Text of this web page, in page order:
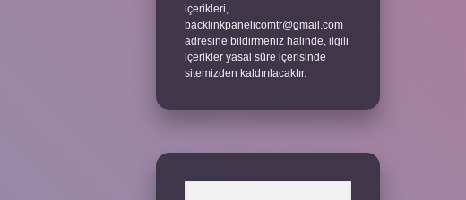
içerikleri,
backlinkpanelicomtr@gmail.com
adresine bildirmeniz halinde, ilgili
içerikler yasal süre içerisinde
sitemizden kaldırılacaktır.